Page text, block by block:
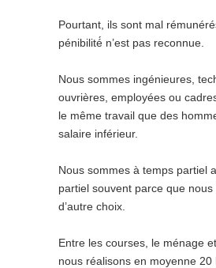
Pourtant, ils sont mal
pénibilité́ n’est pas reconnue.
Nous sommes ingénieures,
ouvrières, employées ou
le même travail que des
salaire inférieur.
Nous sommes à temps partiel
partiel souvent parce que nous
d’autre choix.
Entre les courses, le ménage
nous réalisons en moyenne 20